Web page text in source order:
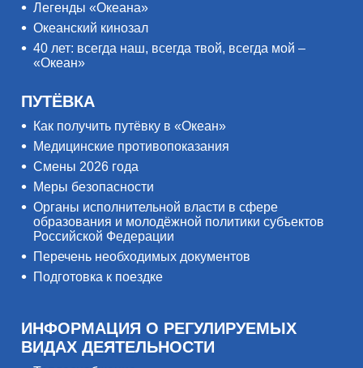
Легенды «Океана»
Океанский кинозал
40 лет: всегда наш, всегда твой, всегда мой –
«Океан»
ПУТЁВКА
Как получить путёвку в «Океан»
Медицинские противопоказания
Смены 2026 года
Меры безопасности
Органы исполнительной власти в сфере
образования и молодёжной политики субъектов
Российской Федерации
Перечень необходимых документов
Подготовка к поездке
ИНФОРМАЦИЯ О РЕГУЛИРУЕМЫХ
ВИДАХ ДЕЯТЕЛЬНОСТИ